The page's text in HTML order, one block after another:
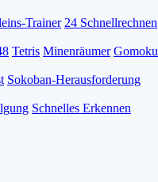
Trainer 24 Schnellrechnen
Tetris Minenräumer Gomoku
Sokoban-Herausforderung
Schnelles Erkennen